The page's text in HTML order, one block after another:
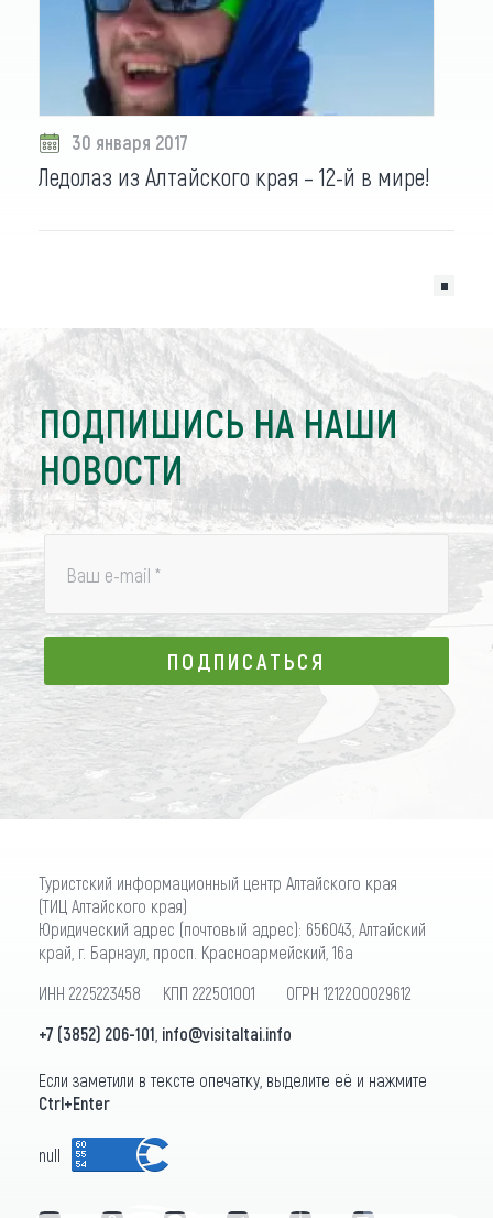
30 января 2017
Ледолаз из Алтайского края – 12-й в мире!
ПОДПИШИСЬ НА НАШИ
НОВОСТИ
Ваш e-mail *
ПОДПИСАТЬСЯ
ПОДПИСАТЬСЯ
Туристский информационный центр Алтайского края
(ТИЦ Алтайского края)
Юридический адрес (почтовый адрес): 656043, Алтайский
край, г. Барнаул, просп. Красноармейский, 16а
ИНН 2225223458 КПП 222501001 ОГРН 1212200029612
+7 (3852) 206-101 info@visitaltai.info
Если заметили в тексте опечатку, выделите её и нажмите
Ctrl+Enter
null